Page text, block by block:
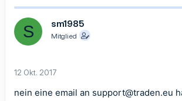
k
t
o
n
S sm1985
Mitglied
12 Okt. 2017
nein eine email an support@traden.eu